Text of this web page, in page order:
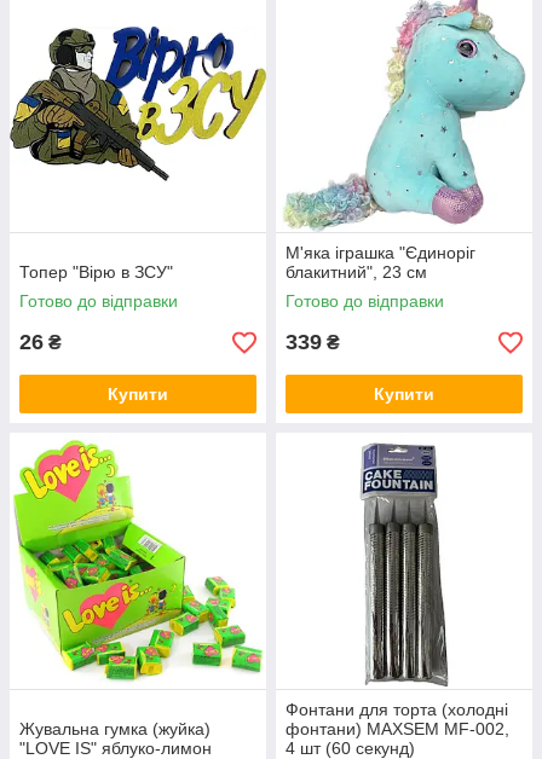
Топер "Вірю в ЗСУ"
Готово до відправки
26 ₴
Купити
М'яка іграшка "Єдиноріг
блакитний", 23 см
Готово до відправки
339 ₴
Купити
Жувальна гумка (жуйка)
"LOVE IS" яблуко-лимон
Фонтани для торта (холодні
фонтани) MAXSEM MF-002,
4 шт (60 секунд)